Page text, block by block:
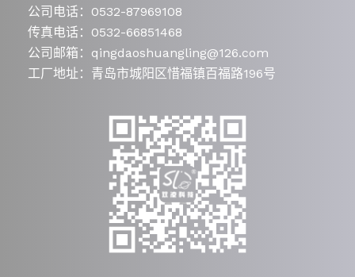
公司电话：0532-87969108
传真电话：0532-66851468
公司邮箱：qingdaoshuangling@126.com
工厂地址：青岛市城阳区惜福镇百福路196号